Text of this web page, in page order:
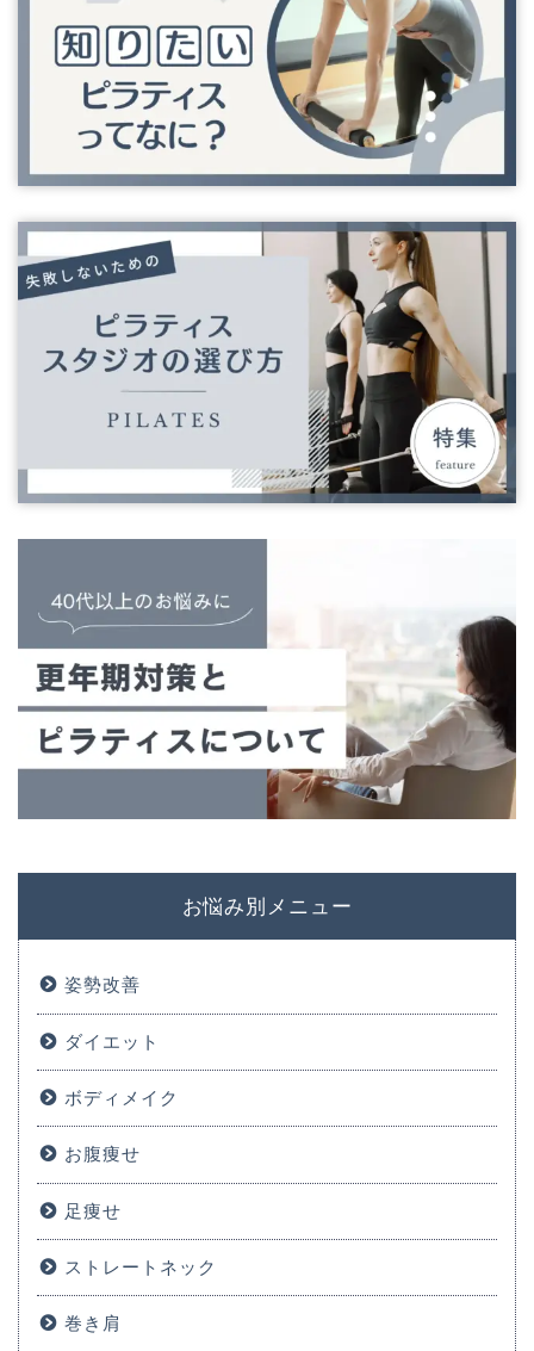
お悩み別メニュー
姿勢改善
ダイエット
ボディメイク
お腹痩せ
足痩せ
ストレートネック
巻き肩